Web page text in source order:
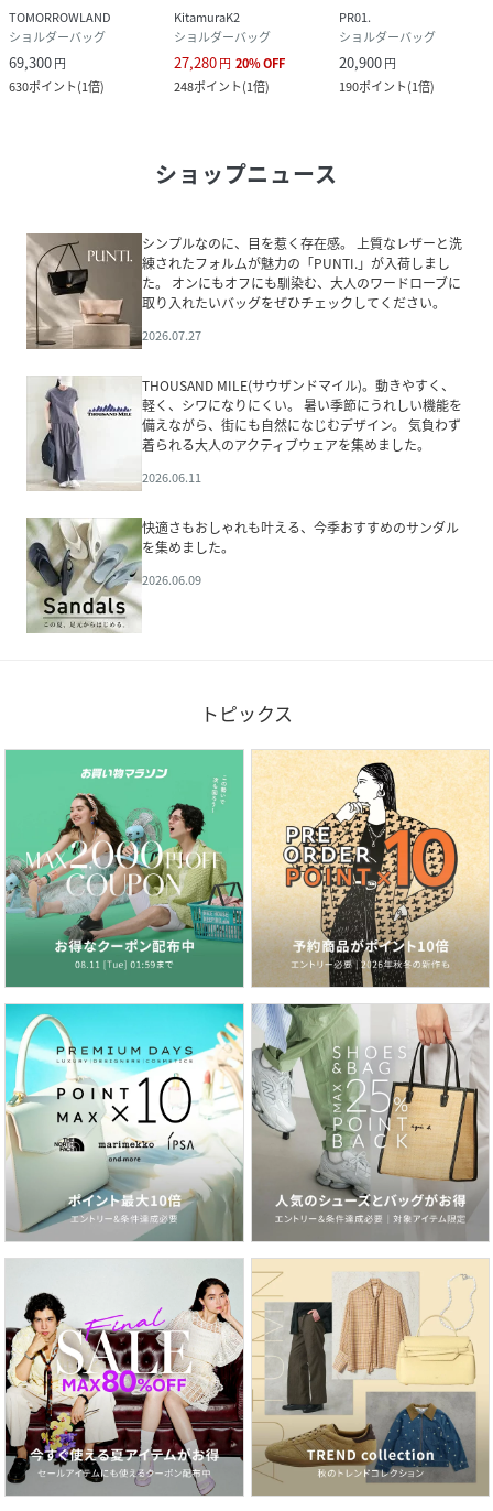
TOMORROWLAND
ショルダーバッグ
69,300円
630ポイント(1倍)
KitamuraK2
ショルダーバッグ
27,280円 20%OFF
248ポイント(1倍)
PR01.
ショルダーバッグ
20,900円
190ポイント(1倍)
ショップニュース
シンプルなのに、目を惹く存在感。 上質なレザーと洗
練されたフォルムが魅力の「PUNTI.」が入荷しまし
た。 オンにもオフにも馴染む、大人のワードローブに
取り入れたいバッグをぜひチェックしてください。
2026.07.27
THOUSAND MILE(サウザンドマイル)。動きやすく、
軽く、シワになりにくい。 暑い季節にうれしい機能を
備えながら、街にも自然になじむデザイン。 気負わず
着られる大人のアクティブウェアを集めました。
2026.06.11
快適さもおしゃれも叶える、今季おすすめのサンダル
を集めました。
2026.06.09
トピックス